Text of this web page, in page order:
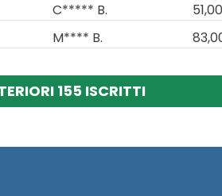
C***** B.
51,00
M**** B.
155 ISCRITTI